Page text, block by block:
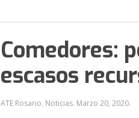
Comedores:
escasos
ATE Rosario. Noticias. Marzo 20, 2020.